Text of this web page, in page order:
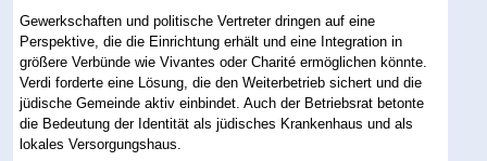
Gewerkschaften und politische Vertreter dringen auf eine
Perspektive, die die Einrichtung erhält und eine Integration in
größere Verbünde wie Vivantes oder Charité ermöglichen könnte.
Verdi forderte eine Lösung, die den Weiterbetrieb sichert und die
jüdische Gemeinde aktiv einbindet. Auch der Betriebsrat betonte
die Bedeutung der Identität als jüdisches Krankenhaus und als
lokales Versorgungshaus.